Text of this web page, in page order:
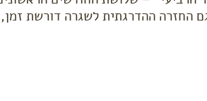
החזרה ההדרגתית לשגרה דורשת